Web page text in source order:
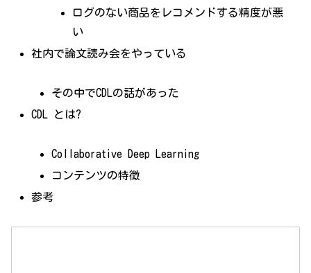
ログのない商品をレコメンドする精度が悪
い
社内で論文読み会をやっている
その中でCDLの話があった
CDL とは?
Collaborative Deep Learning
コンテンツの特徴
参考